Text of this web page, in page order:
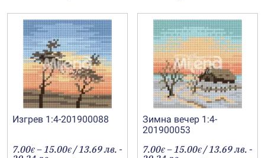
Изгрев 1:4-201900088
7.00€ –15.00€Price
/ 13.69 лв. -
Зимна вечер 1:4-
201900053
7.00€ –15.00€Price
/ 13.69 лв. -